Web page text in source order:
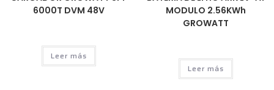
6000T DVM 48V
Leer más
MODULO 2.56KWh
GROWATT
Leer más